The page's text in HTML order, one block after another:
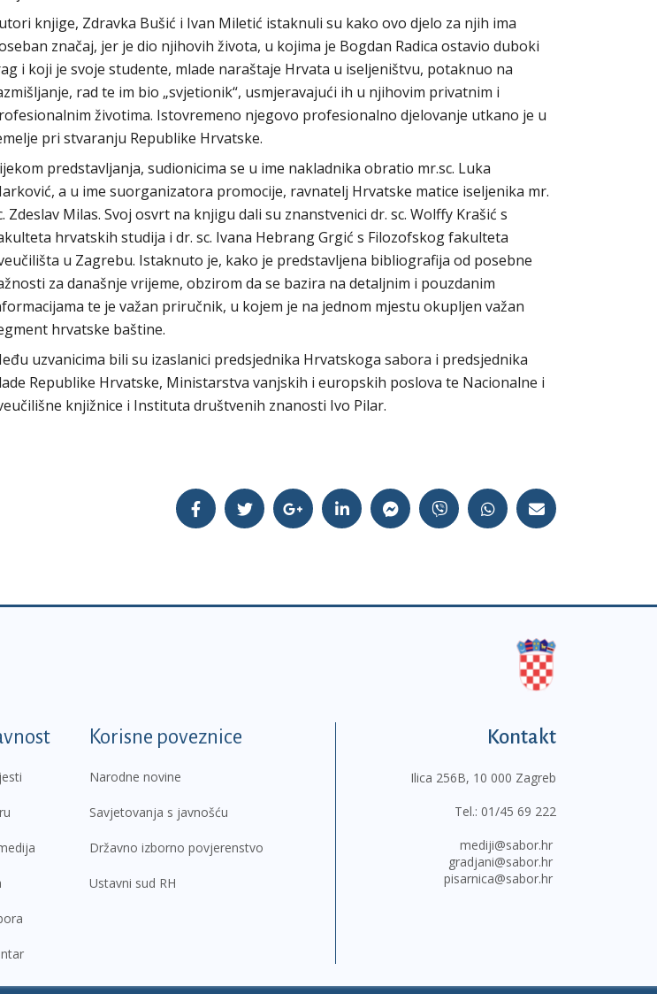
knjige, Zdravka Bušić i Ivan Miletić istaknuli su kako ovo djelo za njih ima
značaj, jer je dio njihovih života, u kojima je Bogdan Radica ostavio duboki
i koji je svoje studente, mlade naraštaje Hrvata u iseljeništvu, potaknuo na
rad te im bio „svjetionik“, usmjeravajući ih u njihovim privatnim i
životima. Istovremeno njegovo profesionalno djelovanje utkano je u
pri stvaranju Republike Hrvatske.
predstavljanja, sudionicima se u ime nakladnika obratio mr.sc. Luka
a u ime suorganizatora promocije, ravnatelj Hrvatske matice iseljenika mr.
Zdeslav Milas. Svoj osvrt na knjigu dali su znanstvenici dr. sc. Wolffy Krašić s
hrvatskih studija i dr. sc. Ivana Hebrang Grgić s Filozofskog fakulteta
u Zagrebu. Istaknuto je, kako je predstavljena bibliografija od posebne
za današnje vrijeme, obzirom da se bazira na detaljnim i pouzdanim
te je važan priručnik, u kojem je na jednom mjestu okupljen važan
hrvatske baštine.
uzvanicima bili su izaslanici predsjednika Hrvatskoga sabora i predsjednika
Republike Hrvatske, Ministarstva vanjskih i europskih poslova te Nacionalne i
knjižnice i Instituta društvenih znanosti Ivo Pilar.
Korisne poveznice
Narodne novine
Savjetovanja s javnošću
Državno izborno povjerenstvo
Ustavni sud RH
Kontakt
Ilica 256B, 10 000 Zagreb
Tel.: 01/45 69 222
mediji@sabor.hr
gradjani@sabor.hr
pisarnica@sabor.hr